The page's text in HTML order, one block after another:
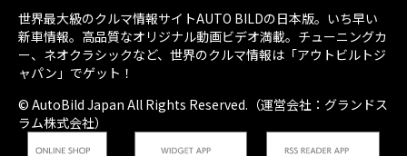
世界最大級のクルマ情報サイトAUTO BILDの日本版。いち早い
新車情報。高品質なオリジナル動画ビデオ満載。チューニングカ
ー、ネオクラシックなど、世界のクルマ情報は「アウトビルトジ
ャパン」でゲット！
© AutoBild Japan All Rights Reserved.（運営会社：グランドス
ラム株式会社）